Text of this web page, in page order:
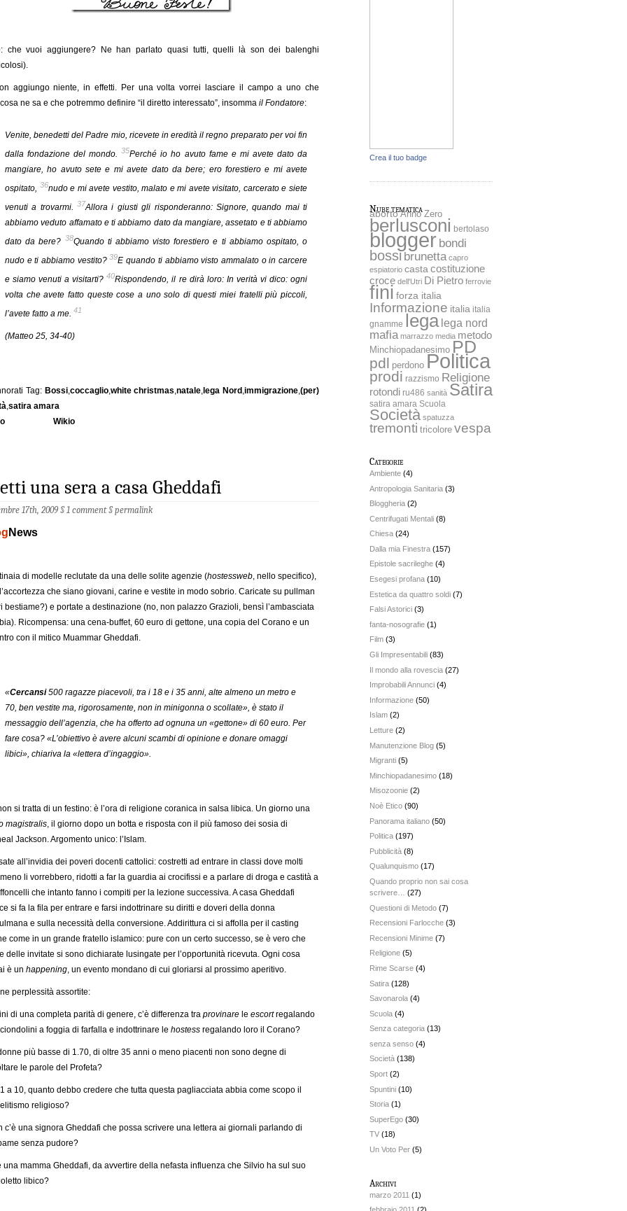
che vuoi aggiungere? Ne han parlato quasi tutti, quelli là son dei balenghi
aggiungo niente, in effetti. Per una volta vorrei lasciare il campo a uno che
ne sa e che potremmo definire “il diretto interessato”, insomma il Fondatore:
Venite, benedetti del Padre mio, ricevete in eredità il regno preparato per voi fin
dalla fondazione del mondo.35Perché io ho avuto fame e mi avete dato da
mangiare, ho avuto sete e mi avete dato da bere; ero forestiero e mi avete
ospitato, 36nudo e mi avete vestito, malato e mi avete visitato, carcerato e siete
venuti a trovarmi.37Allora i giusti gli risponderanno: Signore, quando mai ti
abbiamo veduto affamato e ti abbiamo dato da mangiare, assetato e ti abbiamo
dato da bere? 38Quando ti abbiamo visto forestiero e ti abbiamo ospitato, o
nudo e ti abbiamo vestito?39E quando ti abbiamo visto ammalato o in carcere
e siamo venuti a visitarti?40Rispondendo, il re dirà loro: In verità vi dico: ogni
volta che avete fatto queste cose a uno solo di questi miei fratelli più piccoli,
l’avete fatto a me. 41
(Matteo 25, 34-40)
Tag: Bossi,coccaglio,white christmas,natale, lega Nord ,immigrazione,(per)
,satira amara
Wikio
una sera a casa Gheddafi
17th, 2009 §1 comment§permalink
News
di modelle reclutate da una delle solite agenzie (hostessweb, nello specifico),
che siano giovani, carine e vestite in modo sobrio. Caricate su pullman
bestiame?) e portate a destinazione (no, non palazzo Grazioli, bensì l’ambasciata
Ricompensa: una cena-buffet, 60 euro di gettone, una copia del Corano e un
con il mitico Muammar Gheddafi.
«Cercan­si500 ragazze piacevoli, tra i 18 e i 35 anni, alte almeno un me­tro e
70, ben vestite ma, rigoro­samente, non in minigonna o scollate», è stato il
messaggio dell’agenzia, che ha offerto ad ognuna un «gettone» di 60 eu­ro. Per
fare cosa? «L’obiettivo è avere alcuni scambi di opinione e donare omaggi
libici», chiari­va la «lettera d’ingaggio».
si tratta di un festino: è l’ora di religione coranica in salsa libica. Un giorno una
magistralis, il giorno dopo un botta e risposta con il più famoso dei sosia di
Jackson. Argomento unico: l’Islam.
all’invidia dei poveri docenti cattolici: costretti ad entrare in classi dove molti
li vorrebbero, ridotti a far la guardia ai crocifissi e a parlare di droga e castità a
che intanto fanno i compiti per la lezione successiva. A casa Gheddafi
si fa la fila per entrare e farsi indottrinare su diritti e doveri della donna
e sulla necessità della conversione. Addirittura ci si affolla per il casting
come in un grande fratello islamico: pure con un certo successo, se è vero che
delle invitate si sono dichiarate lusingate per l’opportunità ricevuta. Ogni cosa
è un happening, un evento mondano di cui gloriarsi al prossimo aperitivo.
perplessità assortite:
di una completa parità di genere, c’è differenza tra provinare le escortregalando
ciondolini a foggia di farfalla e indottrinare le hostess regalando loro il Corano?
più basse di 1.70, di oltre 35 anni o meno piacenti non sono degne di
le parole del Profeta?
a 10, quanto debbo credere che tutta questa pagliacciata abbia come scopo il
religioso?
c’è una signora Gheddafi che possa scrivere una lettera ai giornali parlando di
senza pudore?
mamma Gheddafi, da avvertire della nefasta influenza che Silvio ha sul suo
libico?
Crea il tuo badge
Nube tematica
aborto Anno Zero
berlusconi bertolaso
blogger bondi
bossi brunetta capro
espiatorio casta costituzione
croce dell'Utri Di Pietro ferrovie
fini forza italia
Informazione italia italia
gnamme lega lega nord
mafia marrazzo media metodo
Minchiopadanesimo PD
pdl perdono Politica
prodi razzismo Religione
rotondi ru486 sanità Satira
satira amara Scuola
Società spatuzza
tremonti tricolore vespa
Categorie
Ambiente (4)
Antropologia Sanitaria (3)
Bloggheria (2)
Centrifugati Mentali (8)
Chiesa (24)
Dalla mia Finestra (157)
Epistole sacrileghe (4)
Esegesi profana (10)
Estetica da quattro soldi (7)
Falsi Astorici (3)
fanta-nosografie (1)
Film (3)
Gli Impresentabili (83)
Il mondo alla rovescia (27)
Improbabili Annunci (4)
Informazione (50)
Islam (2)
Letture (2)
Manutenzione Blog (5)
Migranti (5)
Minchiopadanesimo (18)
Misozoonie (2)
Noè Etico (90)
Panorama italiano (50)
Politica (197)
Pubblicità (8)
Qualunquismo (17)
Quando proprio non sai cosa
scrivere…
(27)
Questioni di Metodo (7)
Recensioni Farlocche (3)
Recensioni Minime (7)
Religione (5)
Rime Scarse (4)
Satira (128)
Savonarola (4)
Scuola (4)
Senza categoria (13)
senza senso (4)
Società (138)
Sport (2)
Spuntini (10)
Storia (1)
SuperEgo (30)
TV (18)
Un Voto Per (5)
Archivi
marzo 2011 (1)